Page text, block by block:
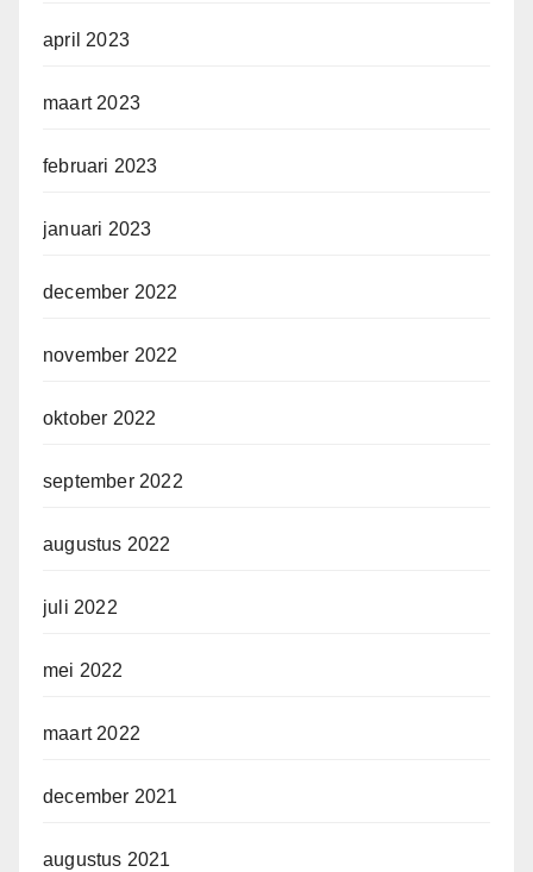
april 2023
maart 2023
februari 2023
januari 2023
december 2022
november 2022
oktober 2022
september 2022
augustus 2022
juli 2022
mei 2022
maart 2022
december 2021
augustus 2021